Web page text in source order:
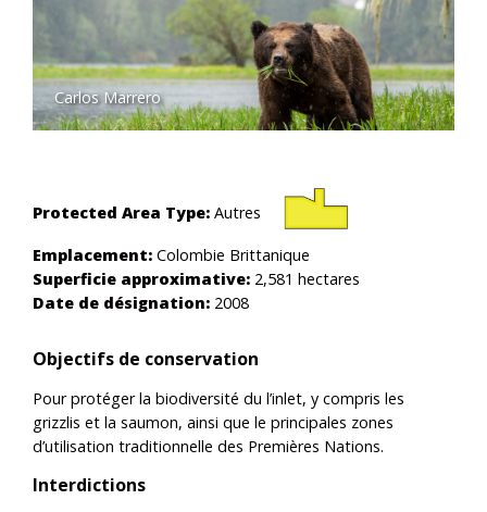
Carlos Marrero
Protected Area Type: Autres
Emplacement:Colombie Brittanique
Superficie approximative: 2,581 hectares
Date de désignation: 2008
Objectifs de conservation
Pour protéger la biodiversité du l’inlet, y compris les
grizzlis et la saumon, ainsi que le principales zones
d’utilisation traditionnelle des Premières Nations.
Interdictions